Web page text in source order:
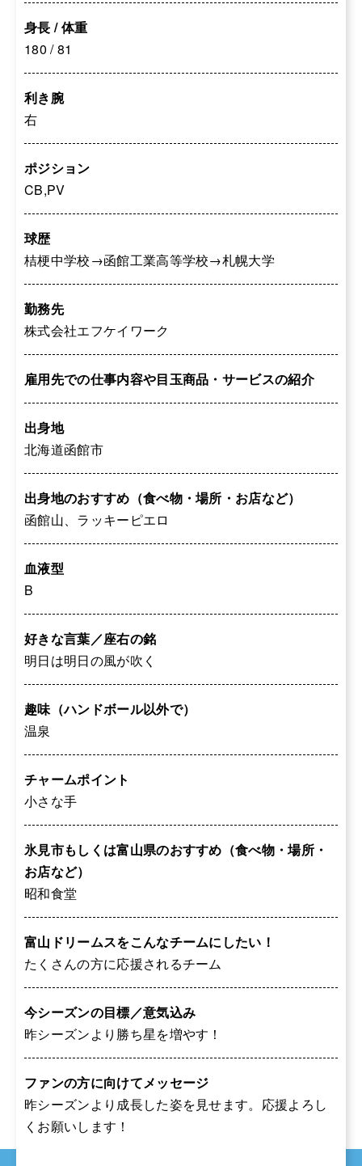
身長 / 体重
180 / 81
利き腕
右
ポジション
CB,PV
球歴
桔梗中学校→函館工業高等学校→札幌大学
勤務先
株式会社エフケイワーク
雇用先での仕事内容や目玉商品・サービスの紹介
出身地
北海道函館市
出身地のおすすめ（食べ物・場所・お店など）
函館山、ラッキーピエロ
血液型
B
好きな言葉／座右の銘
明日は明日の風が吹く
趣味（ハンドボール以外で）
温泉
チャームポイント
小さな手
氷見市もしくは富山県のおすすめ（食べ物・場所・
お店など）
昭和食堂
富山ドリームスをこんなチームにしたい！
たくさんの方に応援されるチーム
今シーズンの目標／意気込み
昨シーズンより勝ち星を増やす！
ファンの方に向けてメッセージ
昨シーズンより成長した姿を見せます。応援よろし
くお願いします！